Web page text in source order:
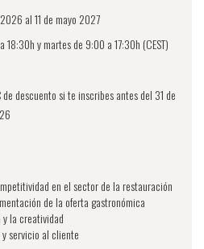
al 11 de mayo 2027
18:30h y martes de 9:00 a 17:30h (CEST)
descuento si te inscribes antes del 31 de
en el sector de la restauración
de la oferta gastronómica
la creatividad
servicio al cliente